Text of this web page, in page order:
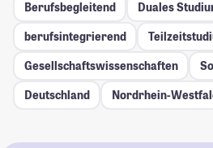
Berufsbegleitend
Duales
berufsintegrierend
Gesellschafts­wissenschaften
Deutschland
Nordrhein-